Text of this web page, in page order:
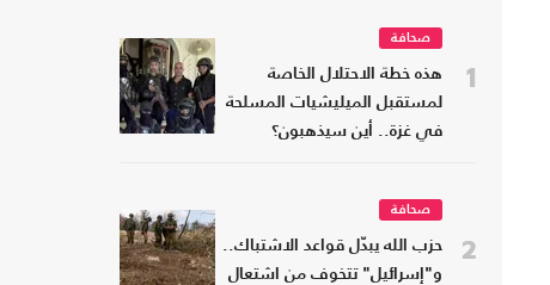
1
صحافة
هذه خطة الاحتلال الخاصة
لمستقبل الميليشيات المسلحة
في غزة.. أين سيذهبون؟
2
صحافة
حزب الله يبدّل قواعد الاشتباك..
و"إسرائيل" تتخوف من اشتعال